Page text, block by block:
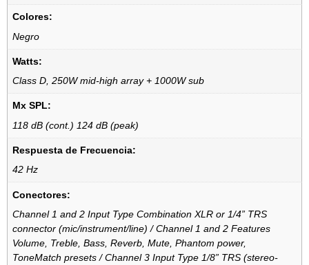
Colores:
Negro
Watts:
Class D, 250W mid-high array + 1000W sub
Mx SPL:
118 dB (cont.) 124 dB (peak)
Respuesta de Frecuencia:
42 Hz
Conectores:
Channel 1 and 2 Input Type Combination XLR or 1/4” TRS
connector (mic/instrument/line) / Channel 1 and 2 Features
Volume, Treble, Bass, Reverb, Mute, Phantom power,
ToneMatch presets / Channel 3 Input Type 1/8” TRS (stereo-